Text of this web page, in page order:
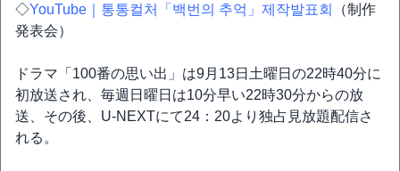
◇YouTube｜통통컬처「백번의 추억」제작발표회
（制作
発表会）
ドラマ「100番の思い出」は9月13日土曜日の22時40分に
初放送され、毎週日曜日は10分早い22時30分からの放
送、その後、U-NEXTにて24：20より独占見放題配信さ
れる。